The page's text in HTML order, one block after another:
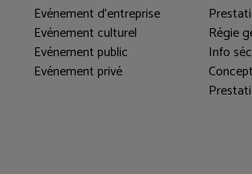
Evénement d'entreprise
Evénement culturel
Evénement public
Evénement privé
Régie
Info